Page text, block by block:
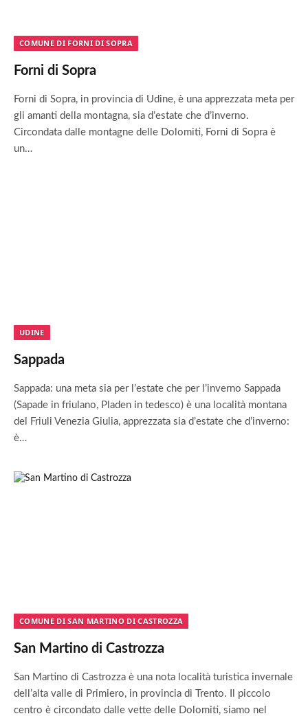
COMUNE DI FORNI DI SOPRA
Forni di Sopra
Forni di Sopra, in provincia di Udine, è una apprezzata meta per
gli amanti della montagna, sia d’estate che d’inverno.
Circondata dalle montagne delle Dolomiti, Forni di Sopra è
un…
UDINE
Sappada
Sappada: una meta sia per l’estate che per l’inverno Sappada
(Sapade in friulano, Pladen in tedesco) è una località montana
del Friuli Venezia Giulia, apprezzata sia d’estate che d’inverno:
è…
COMUNE DI SAN MARTINO DI CASTROZZA
San Martino di Castrozza
San Martino di Castrozza è una nota località turistica invernale
dell’alta valle di Primiero, in provincia di Trento. Il piccolo
centro è circondato dalle vette delle Dolomiti, siamo nel